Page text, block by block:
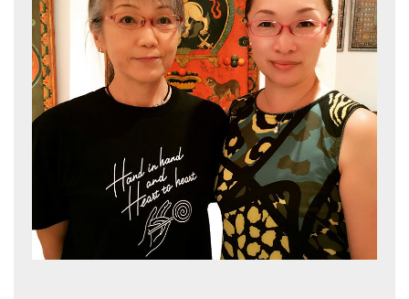
オンラインショップ
カートを見る
商品一覧
チベット・シンギングボウル
新・鍛造スペシャル
マンダラ彫（黒・渋金）